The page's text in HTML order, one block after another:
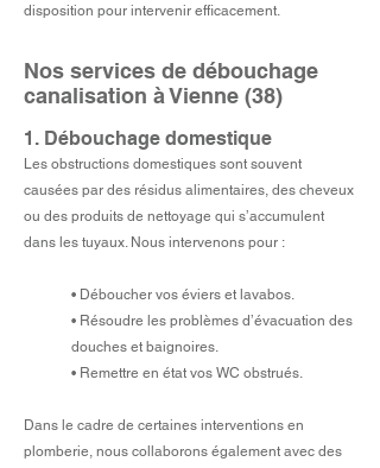
disposition pour intervenir efficacement.
Nos services de débouchage
canalisation à Vienne (38)
1. Débouchage domestique
Les obstructions domestiques sont souvent
causées par des résidus alimentaires, des cheveux
ou des produits de nettoyage qui s’accumulent
dans les tuyaux. Nous intervenons pour :
• Déboucher vos éviers et lavabos.
• Résoudre les problèmes d’évacuation des
douches et baignoires.
• Remettre en état vos WC obstrués.
Dans le cadre de certaines interventions en
plomberie, nous collaborons également avec des